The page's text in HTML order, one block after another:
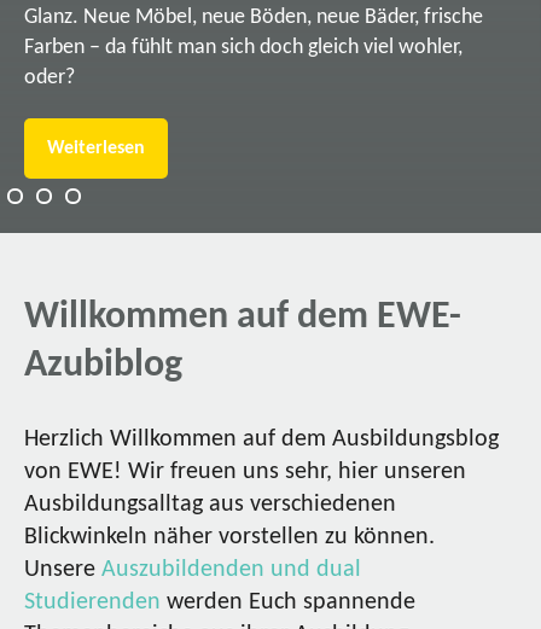
Glanz. Neue Möbel, neue Böden, neue Bäder, frische
Farben – da fühlt man sich doch gleich viel wohler,
oder?
Weiterlesen
Willkommen auf dem EWE-
Azubiblog
Herzlich Willkommen auf dem Ausbildungsblog
von EWE! Wir freuen uns sehr, hier unseren
Ausbildungsalltag aus verschiedenen
Blickwinkeln näher vorstellen zu können.
Unsere Auszubildenden und dual
Studierenden werden Euch spannende